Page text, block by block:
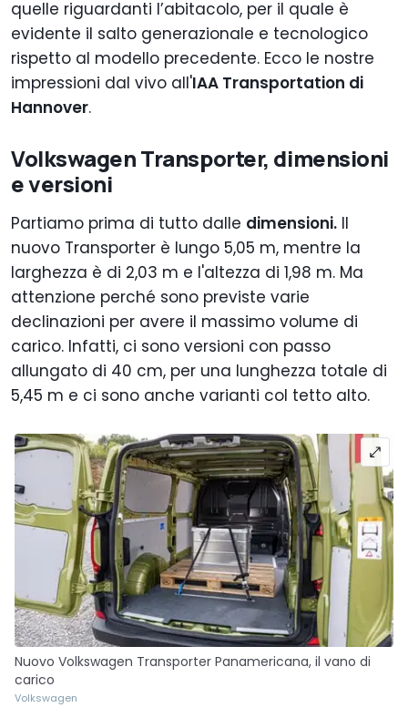
quelle riguardanti l’abitacolo, per il quale è
evidente il salto generazionale e tecnologico
rispetto al modello precedente. Ecco le nostre
impressioni dal vivo all'IAA Transportation di
Hannover.
Volkswagen Transporter, dimensioni
e versioni
Partiamo prima di tutto dalle dimensioni. Il
nuovo Transporter è lungo 5,05 m, mentre la
larghezza è di 2,03 m e l'altezza di 1,98 m. Ma
attenzione perché sono previste varie
declinazioni per avere il massimo volume di
carico. Infatti, ci sono versioni con passo
allungato di 40 cm, per una lunghezza totale di
5,45 m e ci sono anche varianti col tetto alto.
Nuovo Volkswagen Transporter Panamericana, il vano di
carico
Volkswagen